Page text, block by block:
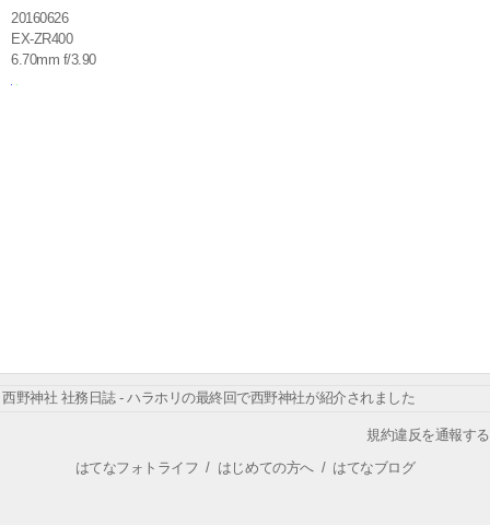
20160626
EX-ZR400
6.70mm f/3.90
西野神社 社務日誌 - ハラホリの最終回で西野神社が紹介されました
規約違反を通報する
はてなフォトライフ / はじめての方へ/ はてなブログ